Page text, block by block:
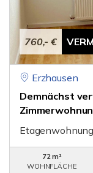
760,- €
Erzhausen
Demnächst
Etagenwohnung
72 m²
WOHNFLÄCHE